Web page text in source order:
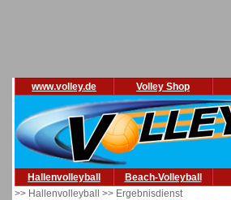
www.volley.de Volley Shop
Hallenvolleyball Beach-Volleyball
>> Hallenvolleyball >> Ergebnisdienst